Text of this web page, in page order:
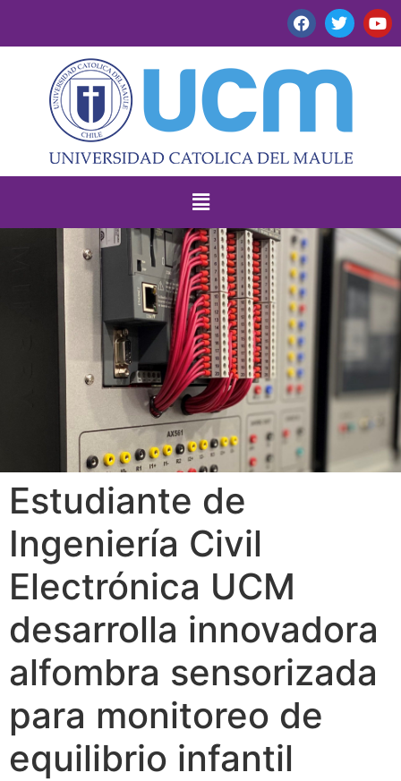
Estudiante de
Ingeniería Civil
Electrónica UCM
desarrolla innovadora
alfombra sensorizada
para monitoreo de
equilibrio infantil